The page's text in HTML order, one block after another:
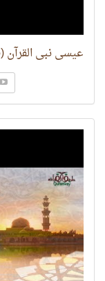
عيسى نبي القرآن (5)